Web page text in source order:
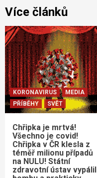
Více článků
KORONAVIRUS
MEDIA
PŘÍBĚHY
SVĚT
Chřipka je mrtvá!
Všechno je covid!
Chřipka v ČR klesla z
téměř milionu případů
na NULU! Státní
zdravotní ústav vypálil